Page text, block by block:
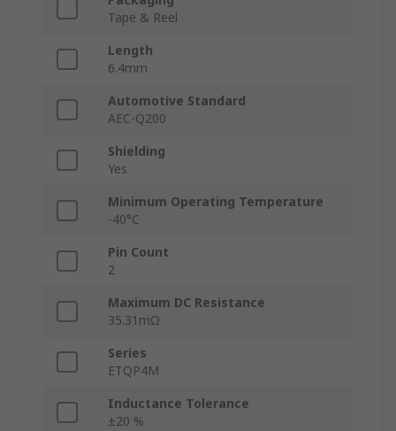
Tape & Reel
Length
6.4mm
Automotive Standard
AEC-Q200
Shielding
Yes
Minimum Operating Temperature
-40°C
Pin Count
2
Maximum DC Resistance
35.31mΩ
Series
ETQP4M
Inductance Tolerance
±20 %